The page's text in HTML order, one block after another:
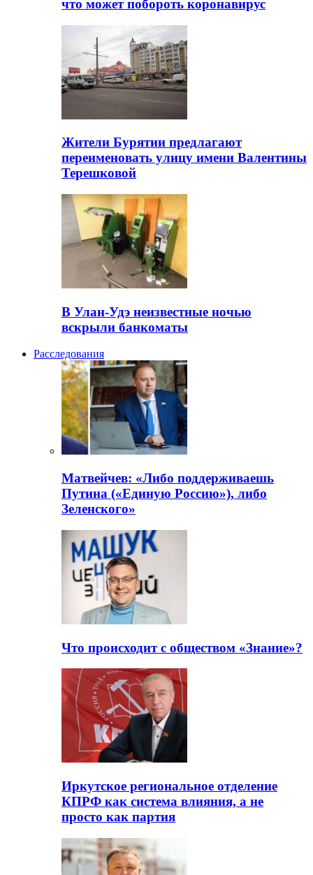
что может побороть коронавирус
Жители Бурятии предлагают
переименовать улицу имени Валентины
Терешковой
В Улан-Удэ неизвестные ночью
вскрыли банкоматы
Расследования
Матвейчев: «Либо поддерживаешь
Путина («Единую Россию»), либо
Зеленского»
Что происходит с обществом «Знание»?
Иркутское региональное отделение
КПРФ как система влияния, а не
просто как партия